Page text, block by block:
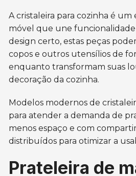
A cristaleira para cozinha é um
móvel que une funcionalidade
design certo, estas peças
copos e outros utensílios de
enquanto transformam suas
decoração da cozinha.
Modelos modernos de
para atender a demanda de
menos espaço e com
distribuídos para otimizar a
Prateleira de